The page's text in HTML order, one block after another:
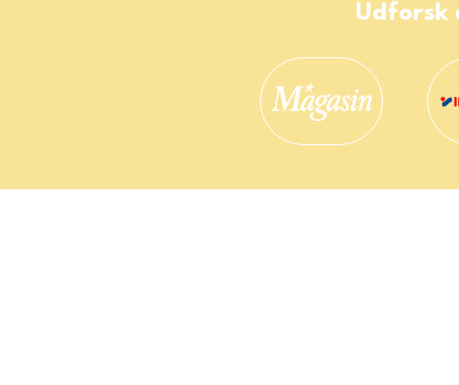
Udforsk